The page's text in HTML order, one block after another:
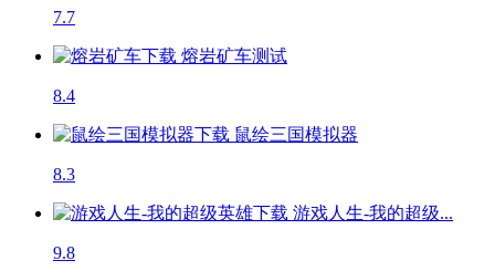
7.7
熔岩矿车测试
8.4
鼠绘三国模拟器
8.3
游戏人生-我的超级...
9.8